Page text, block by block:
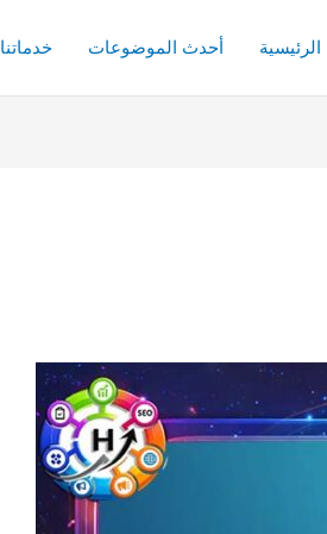
الرئيسية أحدث الموضوعات خدماتنا